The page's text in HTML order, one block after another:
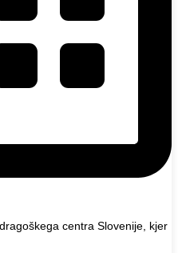
centra Slovenije, kjer